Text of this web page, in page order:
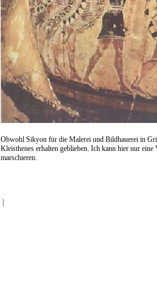
Obwohl Sikyon für die Malerei und Bildhauerei in
Kleisthenes erhalten geblieben. Ich kann hier nur
marschieren.